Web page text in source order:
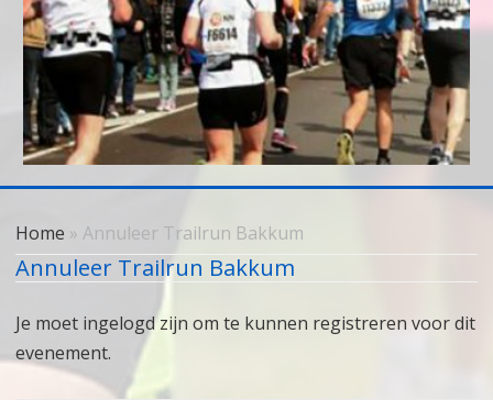
content
Home » Annuleer Trailrun Bakkum
Annuleer Trailrun Bakkum
Je moet ingelogd zijn om te kunnen registreren voor dit
evenement.